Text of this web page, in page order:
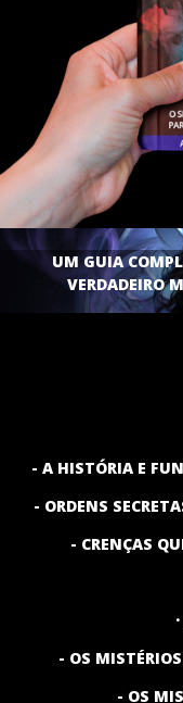
UM GUIA
VERDADEIRO
- A HISTÓRIA E
- ORDENS
- CRENÇAS
- OS
- OS